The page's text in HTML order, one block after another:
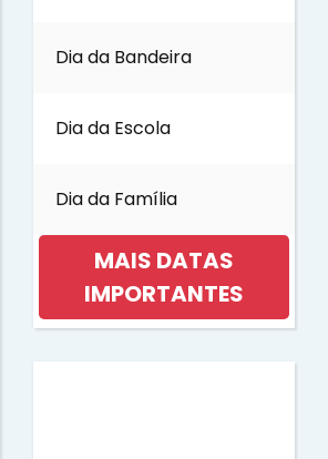
Dia da Bandeira
Dia da Escola
Dia da Família
MAIS DATAS
IMPORTANTES